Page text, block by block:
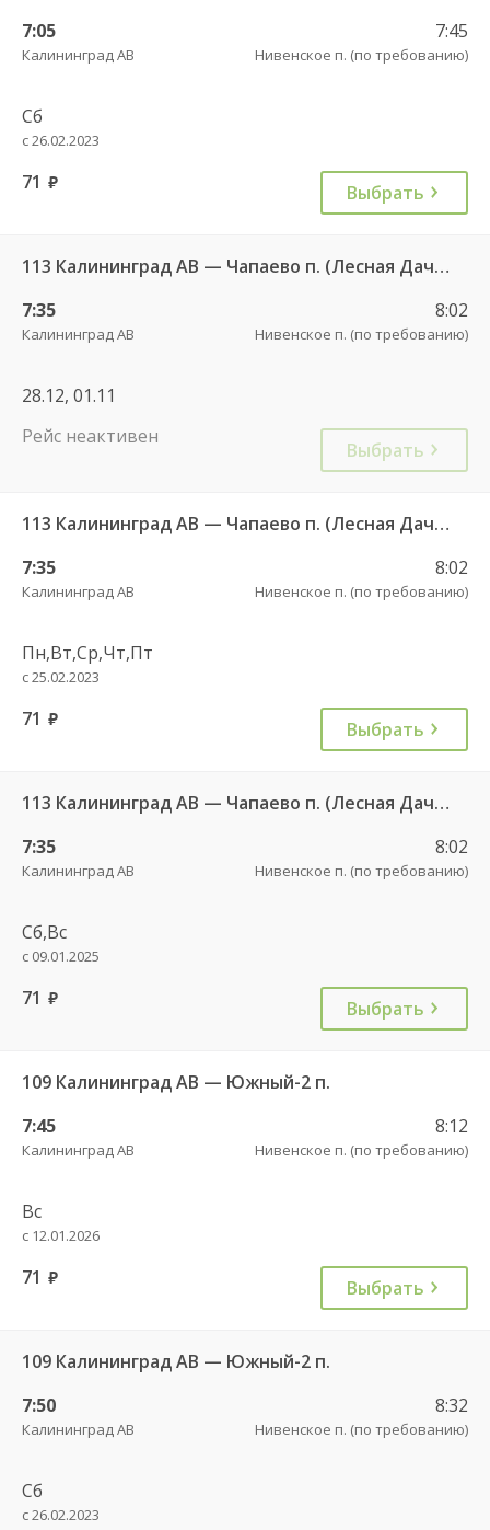
7:05
Калининград АВ
7:45
Нивенское п. (по требованию)
Сб
с 26.02.2023
71 руб. Выбрать
113 Калининград АВ — Чапаево п. (Лесная Дача) ч/з Багратионовск г., Долгоруково п.
7:35
Калининград АВ
8:02
Нивенское п. (по требованию)
28.12, 01.11
Рейс неактивен
Выбрать
113 Калининград АВ — Чапаево п. (Лесная Дача) ч/з Багратионовск г., Долгоруково п.
7:35
Калининград АВ
8:02
Нивенское п. (по требованию)
Пн,Вт,Ср,Чт,Пт
с 25.02.2023
71 руб. Выбрать
113 Калининград АВ — Чапаево п. (Лесная Дача) ч/з Багратионовск г., Долгоруково п.
7:35
Калининград АВ
8:02
Нивенское п. (по требованию)
Сб,Вс
с 09.01.2025
71 руб. Выбрать
109 Калининград АВ — Южный-2 п.
7:45
Калининград АВ
8:12
Нивенское п. (по требованию)
Вс
с 12.01.2026
71 руб. Выбрать
109 Калининград АВ — Южный-2 п.
7:50
Калининград АВ
8:32
Нивенское п. (по требованию)
Сб
с 26.02.2023